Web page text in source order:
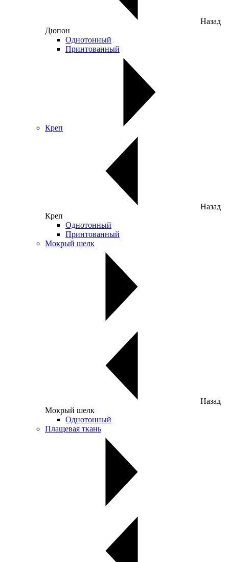
Назад
Дюпон
Однотонный
Принтованный
Креп
Назад
Креп
Однотонный
Принтованный
Мокрый шелк
Назад
Мокрый шелк
Однотонный
Плащевая ткань